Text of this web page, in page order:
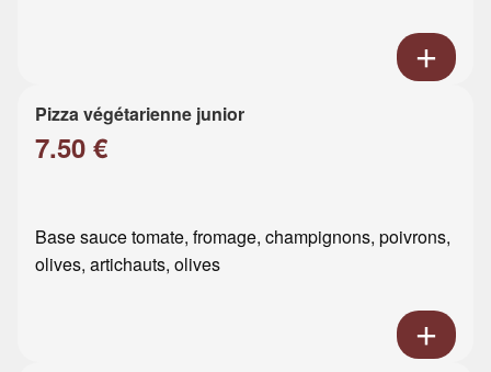
Pizza végétarienne junior
7.50 €
Base sauce tomate, fromage, champignons, poivrons,
olives, artichauts, olives